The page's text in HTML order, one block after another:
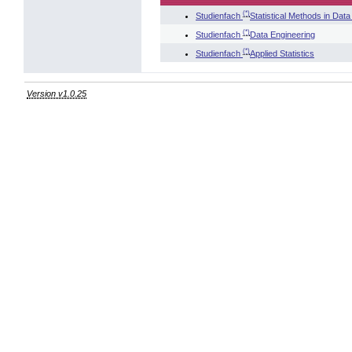
Studienfach (*)Statistical Methods in
Studienfach (*)Data Engineering
Studienfach (*)Applied Statistics
Version v1.0.25